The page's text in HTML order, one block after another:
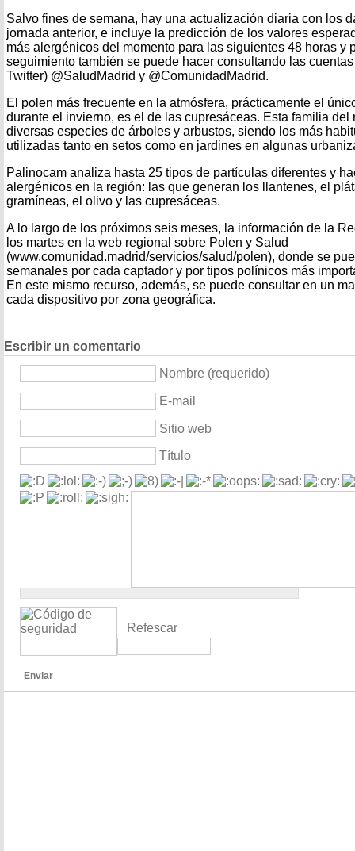
Salvo fines de semana, hay una actualización diaria con los
jornada anterior, e incluye la predicción de los valores
más alergénicos del momento para las siguientes 48 horas y
seguimiento también se puede hacer consultando las
Twitter) @SaludMadrid y @ComunidadMadrid.
El polen más frecuente en la atmósfera, prácticamente el
durante el invierno, es el de las cupresáceas. Esta familia
diversas especies de árboles y arbustos, siendo los más
utilizadas tanto en setos como en jardines en algunas
Palinocam analiza hasta 25 tipos de partículas diferentes y
alergénicos en la región: las que generan los llantenes, el
gramíneas, el olivo y las cupresáceas.
A lo largo de los próximos seis meses, la información de la
los martes en la web regional sobre Polen y Salud
(www.comunidad.madrid/servicios/salud/polen), donde se
semanales por cada captador y por tipos polínicos más
En este mismo recurso, además, se puede consultar en un
cada dispositivo por zona geográfica.
Escribir un comentario
Nombre (requerido)
E-mail
Sitio web
Título
Refescar
Enviar